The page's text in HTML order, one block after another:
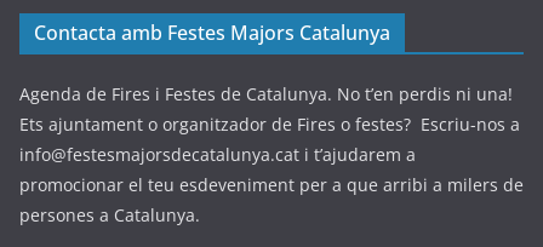
Contacta amb Festes Majors Catalunya
Agenda de Fires i Festes de Catalunya. No t’en perdis ni una!
Ets ajuntament o organitzador de Fires o festes? Escriu-nos a
info@festesmajorsdecatalunya.cat i t’ajudarem a
promocionar el teu esdeveniment per a que arribi a milers de
persones a Catalunya.